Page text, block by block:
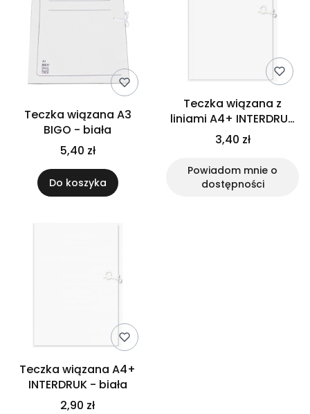
Teczka wiązana A3
BIGO - biała
5,40 zł
Do koszyka
Teczka wiązana z
liniami A4+ INTERDRUK
- biała
3,40 zł
Powiadom mnie o
dostępności
Teczka wiązana A4+
INTERDRUK - biała
2,90 zł